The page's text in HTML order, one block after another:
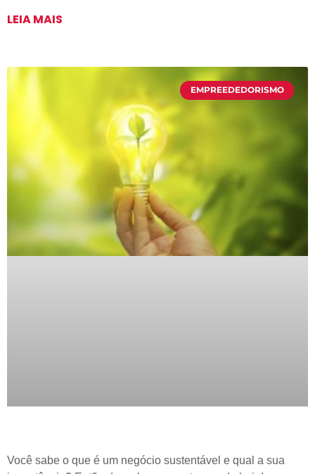
LEIA MAIS
EMPREEDEDORISMO
Você sabe o que é um negócio sustentável e qual a sua